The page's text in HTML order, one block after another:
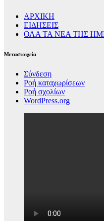
ΑΡΧΙΚΗ
ΕΙΔΗΣΕΙΣ
ΟΛΑ ΤΑ ΝΕΑ ΤΗΣ
Μεταστοιχεία
Σύνδεση
Ροή καταχωρίσεων
Ροή σχολίων
WordPress.org